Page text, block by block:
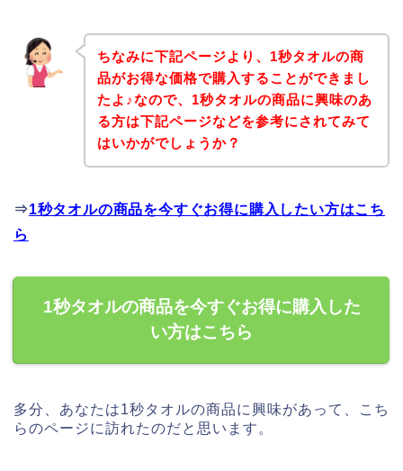
ちなみに下記ページより、1秒タオルの商
品がお得な価格で購入することができまし
たよ♪なので、1秒タオルの商品に興味のあ
る方は下記ページなどを参考にされてみて
はいかがでしょうか？
⇒1秒タオルの商品を今すぐお得に購入したい方はこち
ら
1秒タオルの商品を今すぐお得に購入した
い方はこちら
多分、あなたは1秒タオルの商品に興味があって、こち
らのページに訪れたのだと思います。